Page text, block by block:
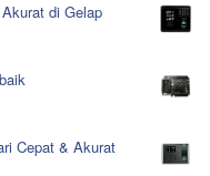
di Gelap
Cepat & Akurat